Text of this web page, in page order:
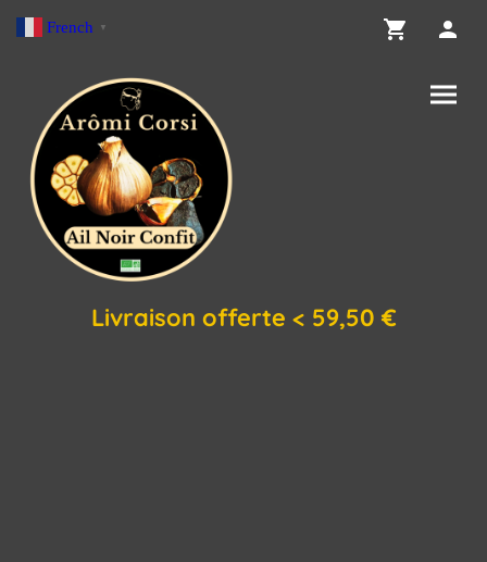
Livraison offerte < 59,50 €
French ▼